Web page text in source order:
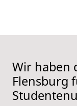
Wir haben
Flensburg